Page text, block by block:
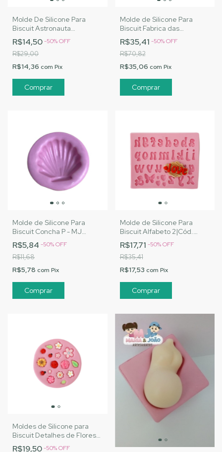
Molde De Silicone Para
Biscuit Astronauta
Baratinho - MJ Artesanatos
|Cód. A082
R$14,50-50%OFF
R$29,00
R$14,36 com Pix
Molde de Silicone Para
Biscuit Fabrica das
Maravilhas - MJ
Artesanatos |Cód. 2327
R$35,41 -50%OFF
R$70,82
R$35,06 com Pix
Molde de Silicone Para
Biscuit Concha P - MJ
Artesanatos |Cód. 3138
R$5,84 -50%OFF
R$11,68
R$5,78 com Pix
Molde de Silicone Para
Biscuit Alfabeto 2|Cód.
2606
R$17,71 -50%OFF
R$35,41
R$17,53 com Pix
Moldes de Silicone para
Biscuit Detalhes de Flores
|Cód. 2662
R$19,50-50%OFF